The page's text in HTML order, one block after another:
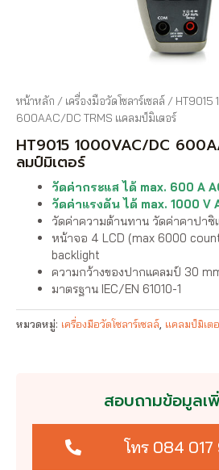
หน้าหลัก / เครื่องมือวัดโซลาร์เซลล์ / HT9015
600AAC/DC TRMS แคลมป์มิเตอร์
HT9015 1000VAC/DC
ลมป์มิเตอร์
วัดค่ากระแส ได้ max. 600 A
วัดค่าแรงดัน ได้ max. 1000 V
วัดค่าความต้านทาน วัดค่าคาปาซิ
หน้าจอ 4 LCD (max 6000
backlight
ความกว้างของปากแคลมป์ 30
มาตรฐาน IEC/EN 61010-1
หมวดหมู่: เครื่องมือวัดโซลาร์เซลล์ แคลมป์มิเต
สอบถามข้อมูลเ
โทร 084